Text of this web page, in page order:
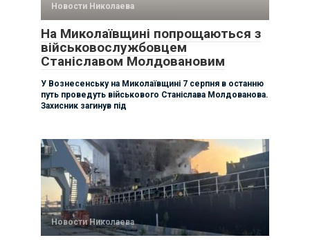
Новости Николаева
На Миколаївщині попрощаються з
військовослужбовцем
Станіславом Молдовановим
У Вознесенську на Миколаївщині 7 серпня в останню
путь проведуть військового Станіслава Молдованова.
Захисник загинув під
Новости Николаева